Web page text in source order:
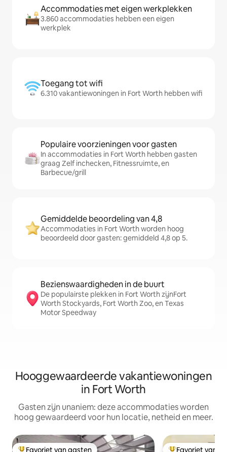
Accommodaties met eigen werkplekken
3.860 accommodaties hebben een eigen
werkplek
Toegang tot wifi
6.310 vakantiewoningen in Fort Worth hebben wifi
Populaire voorzieningen voor gasten
In accommodaties in Fort Worth hebben gasten
graag Zelf inchecken, Fitnessruimte, en
Barbecue/grill
Gemiddelde beoordeling van 4,8
Accommodaties in Fort Worth worden hoog
beoordeeld door gasten: gemiddeld 4,8 op 5.
Bezienswaardigheden in de buurt
De populairste plekken in Fort Worth zijnFort
Worth Stockyards, Fort Worth Zoo, en Texas
Motor Speedway
Hooggewaardeerde vakantiewoningen
in Fort Worth
Gasten zijn unaniem: deze accommodaties worden
hoog gewaardeerd voor hun locatie, netheid en meer.
Favoriet van gasten Favoriet van